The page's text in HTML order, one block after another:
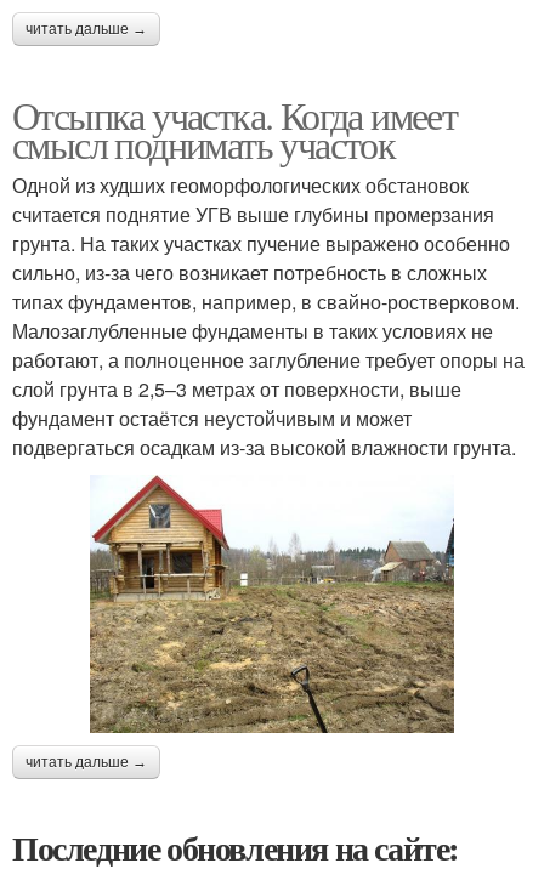
читать дальше →
Отсыпка участка. Когда имеет
смысл поднимать участок
Одной из худших геоморфологических обстановок
считается поднятие УГВ выше глубины промерзания
грунта. На таких участках пучение выражено особенно
сильно, из-за чего возникает потребность в сложных
типах фундаментов, например, в свайно-ростверковом.
Малозаглубленные фундаменты в таких условиях не
работают, а полноценное заглубление требует опоры на
слой грунта в 2,5–3 метрах от поверхности, выше
фундамент остаётся неустойчивым и может
подвергаться осадкам из-за высокой влажности грунта.
читать дальше →
Последние обновления на сайте: